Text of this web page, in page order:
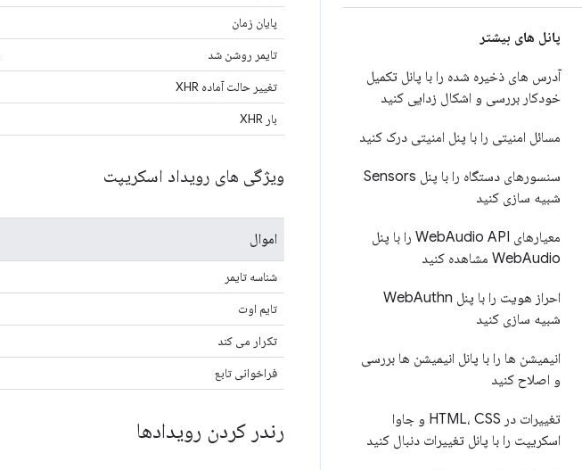
پانل های بیشتر
آدرس های ذخیره شده را با پانل تکمیل
خودکار بررسی و اشکال زدایی کنید
مسائل امنیتی را با پنل امنیتی درک کنید
سنسورهای دستگاه را با پنل Sensors
شبیه سازی کنید
معیارهای Web
Audio API را با پنل
WebAudio مشاهده کنید
احراز هویت را با پنل Web Authn
شبیه سازی کنید
انیمیشن ها را با پانل انیمیشن ها بررسی
و اصلاح کنید
تغییرات در HTML، CSS و جاوا
اسکریپت را با پانل تغییرات دنبال کنید
پایان زمان
تایمر روشن شد
تغییر حالت آماده XHR
بار XHR
ویژگی های رویداد اسکریپت
اموال
شناسه تایمر
تایم اوت
تکرار می کند
فراخوانی تابع
رندر کردن رویدادها